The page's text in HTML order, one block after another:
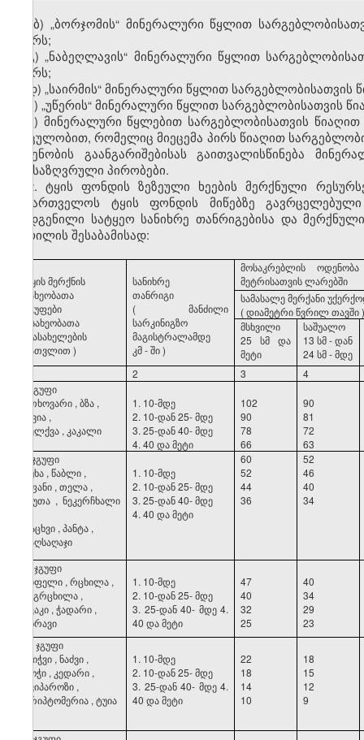
ბ) „ბორჯომის“ მინერალური წყლით
ლარს;
გ) „ნაბეღლავის“ მინერალური წყლით
ლარს;
დ) „საირმის“ მინერალური წყლით
ე) „უწერის“ მინერალური წყლით სარგებლობისათვის
ვ) მინერალური წყლებით სარგებლობისათვის
მოცულობით, რომელიც მიეცემა პირს წიაღით
ოდენობის გაანგარიშებისას გაითვალისწინება
განსაზღვრული პირობები.
2. ტყის ფონდის ზეზეული ხეების მერქნული
საქართველოს ტყის ფონდის მიწებზე
დადგენილი სატყეო სანიხრე თანრიგებისა და
ცხრილის შესაბამისად:
ტყისმერქნის
სახეობათა
ჯგუფები
სახეობათა
დასახელების
ჩათვლით )
სანიხრე
თანრიგი
(
მანძილი
სარკინიგზო
მაგისტრალამდე
კმ-ში)
მოსაკრებლის
ოდენობა
მეტრისათვისლარებში
სამასალემერქანი
(დიამეტრიწვრილ თავში
მსხვილი
25
სმ და
მეტი
საშუალო
13 სმ-დან
24სმ-მდე
2 3
4
ჯგუფი
უთხოვარი ,ბზა ,
ღვია ,
ძელქვა , კაკალი
1. 10-მდე
2. 10-დან25-მდე
3. 25-დან40-მდე
4. 40 დამეტი
102
90
78
66
90
81
72
63
ჯგუფი
მუხა ,წაბლი ,
იფანი ,თელა ,
თუთა , ნეკერჩხალი
ცაცხვი ,პანტა ,
საღსაღაჯი
1. 10-მდე
2. 10-დან25-მდე
3. 25-დან40-მდე
4. 40დამეტი
60
52
44
36
52
46
40
34
IIIჯგუფი
წიფელი ,რცხილა ,
ჯაგრცხილა ,
აკაკი ,ჭადარი ,
უხრავი
1. 10-მდე
2. 10-დან25-მდე
3. 25-დან 40- მდე 4.
40დამეტი
47
40
32
25
40
34
29
23
IVჯგუფი
ფიჭვი ,ნაძვი ,
სოჭი , კედარი ,
კვიპაროზი ,
კრიპტომერია ,ტუია
1. 10-მდე
2. 10-დან25-მდე
3. 25-დან 40- მდე 4.
40დამეტი
22
18
14
10
18
15
12
9